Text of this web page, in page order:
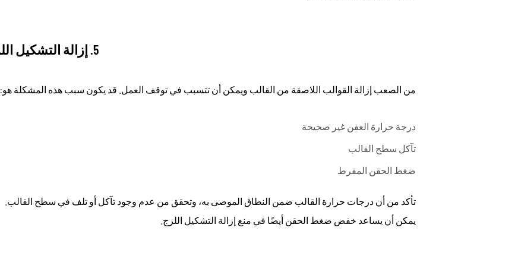
5. إزالة التشكيل اللزج
من الصعب إزالة القوالب اللاصقة من القالب ويمكن أن تتسبب في توقف العمل. قد يكون سبب هذه المشكلة هو:
درجة حرارة العفن غير صحيحة
تآكل سطح القالب
ضغط الحقن المفرط
تأكد من أن درجات حرارة القالب ضمن النطاق الموصى به، وتحقق من عدم وجود تآكل أو تلف في سطح القالب.
يمكن أن يساعد خفض ضغط الحقن أيضًا في منع إزالة التشكيل اللزج.